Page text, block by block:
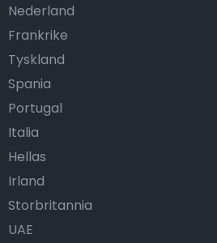
Nederland
Frankrike
Tyskland
Spania
Portugal
Italia
Hellas
Irland
Storbritannia
UAE